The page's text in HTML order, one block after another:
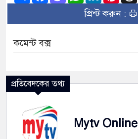
প্রিন্ট করুন :
কমেন্ট বক্স
প্রতিবেদকের তথ্য
Mytv Online